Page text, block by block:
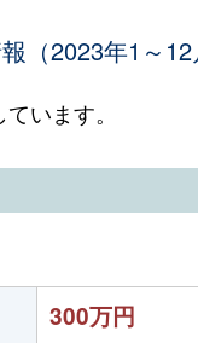
（2023年1～12
います。
300万円